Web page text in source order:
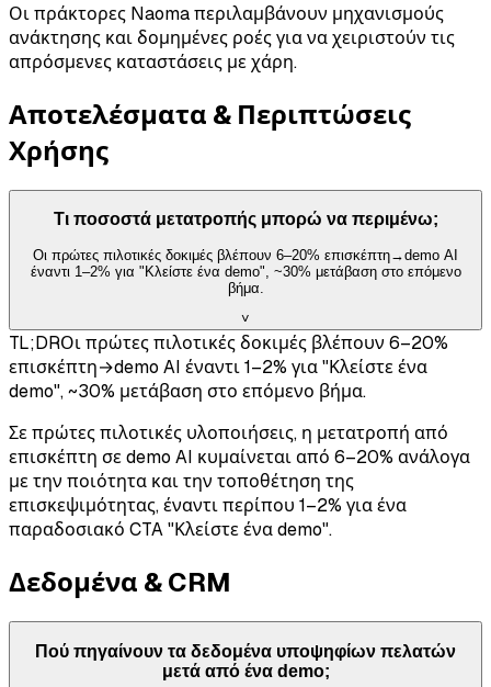
Οι πράκτορες Naoma περιλαμβάνουν μηχανισμούς
ανάκτησης και δομημένες ροές για να χειριστούν τις
απρόσμενες καταστάσεις με χάρη.
Αποτελέσματα & Περιπτώσεις
Χρήσης
Τι ποσοστά μετατροπής μπορώ να περιμένω;
Οι πρώτες πιλοτικές δοκιμές βλέπουν 6–20% επισκέπτη→demo AI
έναντι 1–2% για "Κλείστε ένα demo", ~30% μετάβαση στο επόμενο
βήμα.
˅
TL;DRΟι πρώτες πιλοτικές δοκιμές βλέπουν 6–20%
επισκέπτη→demo AI έναντι 1–2% για "Κλείστε ένα
demo", ~30% μετάβαση στο επόμενο βήμα.
Σε πρώτες πιλοτικές υλοποιήσεις, η μετατροπή από
επισκέπτη σε demo AI κυμαίνεται από 6–20% ανάλογα
με την ποιότητα και την τοποθέτηση της
επισκεψιμότητας, έναντι περίπου 1–2% για ένα
παραδοσιακό CTA "Κλείστε ένα demo".
Δεδομένα & CRM
Πού πηγαίνουν τα δεδομένα υποψηφίων πελατών
μετά από ένα demo;